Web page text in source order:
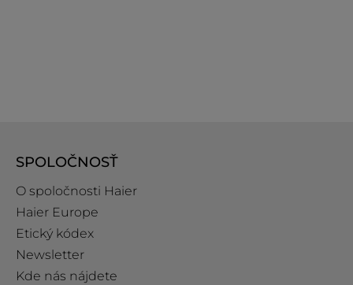
SPOLOČNOSŤ
O spoločnosti Haier
Haier Europe
Etický kódex
Newsletter
Kde nás nájdete